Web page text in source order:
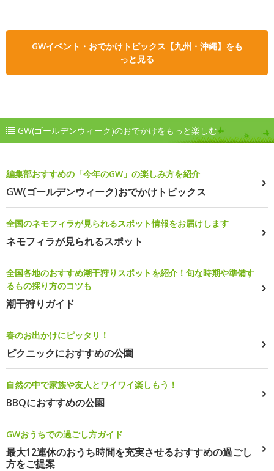
GWイベント・おでかけトピックス【九州・沖縄】をも
っと見る
GW(ゴールデンウィーク)のおでかけをもっと楽しむ
編集部おすすめの「今年のGW」の楽しみ方を紹介
GW(ゴールデンウィーク)おでかけトピックス
全国のネモフィラが見られるスポット情報をお届けします
ネモフィラが見られるスポット
全国各地のおすすめ潮干狩りスポットを紹介！旬な時期や準備す
るもの採り方のコツも
潮干狩りガイド
春のお出かけにピッタリ！
ピクニックにおすすめの公園
自然の中で家族や友人とワイワイ楽しもう！
BBQにおすすめの公園
GWおうちでの過ごし方ガイド
最大12連休のおうち時間を充実させるおすすめの過ごし
方をご提案